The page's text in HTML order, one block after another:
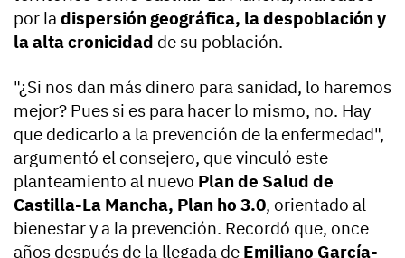
por ladispersión geográfica, la despoblación y
la alta cronicidad de su población.
"¿Si nos dan más dinero para sanidad, lo haremos
mejor? Pues si es para hacer lo mismo, no. Hay
que dedicarlo a la prevención de la enfermedad",
argumentó el consejero, que vinculó este
planteamiento al nuevo Plan de Salud de
Castilla-La Mancha, Plan ho 3.0, orientado al
bienestar y a la prevención. Recordó que, once
años después de la llegada de Emiliano García-